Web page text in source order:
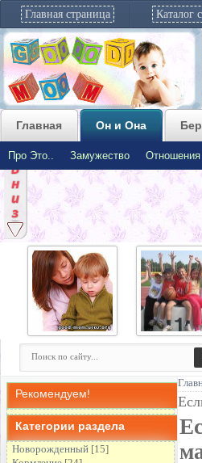
Главная страница Каталог
ВИДЕО
Главная Он и Она
Про Это.. Замужество Отношения
Ребенок на улице Малыши и
материнство
Вырастим
здорового
Рекомендуем!
Категории раздела
Новорожденный [15]